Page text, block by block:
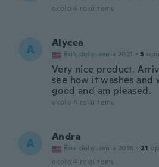
około 4 roku temu
A Alycea
Rok dołączenia 2021 · 3
Very nice product.
see how it washes and
good and am pleased.
około 4 roku temu
A Andra
Rok dołączenia 2018 · 21
około 4 roku temu